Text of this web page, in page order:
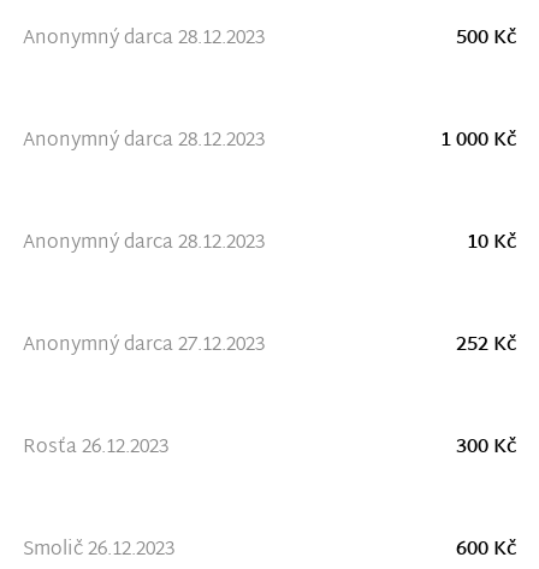
Anonymný darca 28.12.2023 500 Kč
Anonymný darca 28.12.2023 1 000 Kč
Anonymný darca 28.12.2023 10 Kč
Anonymný darca 27.12.2023 252 Kč
Rosťa 26.12.2023 300 Kč
Smolič 26.12.2023
600 Kč